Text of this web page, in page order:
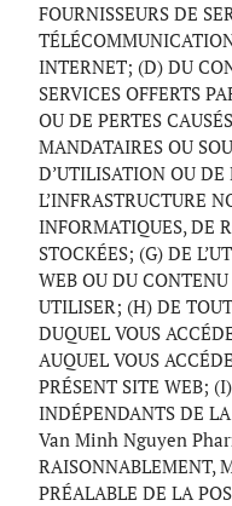
FOURNISSEURS DE
INTERNET; (D) DU
SERVICES OFFERTS
OU DE PERTES
MANDATAIRES OU
D’UTILISATION OU
L’INFRASTRUCTURE
INFORMATIQUES, DE
STOCKÉES; (G) DE
WEB OU DU
UTILISER; (H) DE
DUQUEL VOUS
AUQUEL VOUS
PRÉSENT SITE WEB;
INDÉPENDANTS DE
Van Minh Nguyen
RAISONNABLEMENT,
PRÉALABLE DE LA